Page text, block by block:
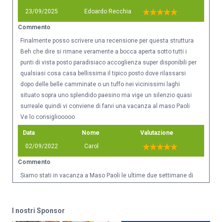
23/09/2025
Edoardo Recchia
Commento
Finalmente posso scrivere una recensione per questa struttura
Beh che dire si rimane veramente a bocca aperta sotto tutti i
punti di vista posto paradisiaco accoglienza super disponibili per
qualsiasi cosa casa bellissima il tipico posto dove rilassarsi
dopo delle belle camminate o un tuffo nei vicinissimi laghi
situato sopra uno splendido paesino ma vige un silenzio quasi
surreale quindi vi conviene di farvi una vacanza al maso Paoli
Ve lo consigliooooo
Data
02/09/2022
Nome
Carol
Valutazione
Commento
Siamo stati in vacanza a Maso Paoli le ultime due settimane di
accompagnato da delle marmellate e da un ottima bottiglia di
I nostri Sponsor